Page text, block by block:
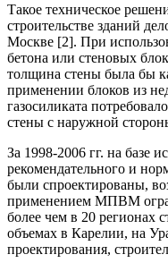
Такое техническое
строительстве зданий
Москве [2]. При
бетона или стеновых
толщина стены была бы
применении блоков из
газосиликата
стены с наружной
За 1998-2006 гг. на базе
рекомендательного и
были спроектированы,
применением МПВМ
более чем в 20 регионах
объемах в Карелии, на
проектирования,